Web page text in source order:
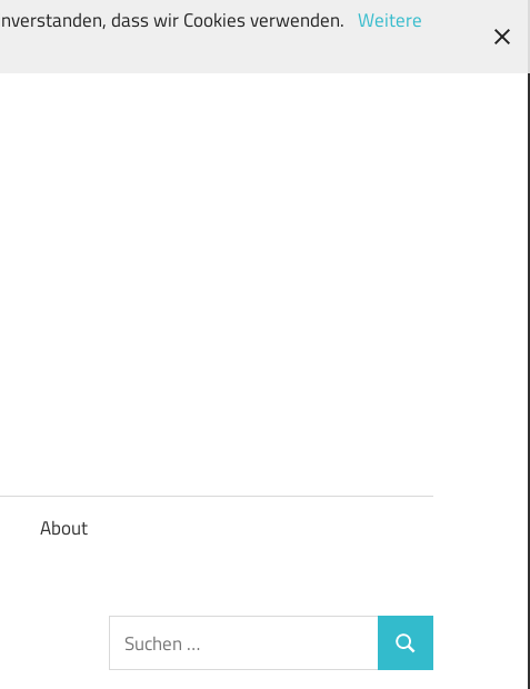
About
Suchen
nach:
Suchen
dass wir Cookies verwenden. Weitere